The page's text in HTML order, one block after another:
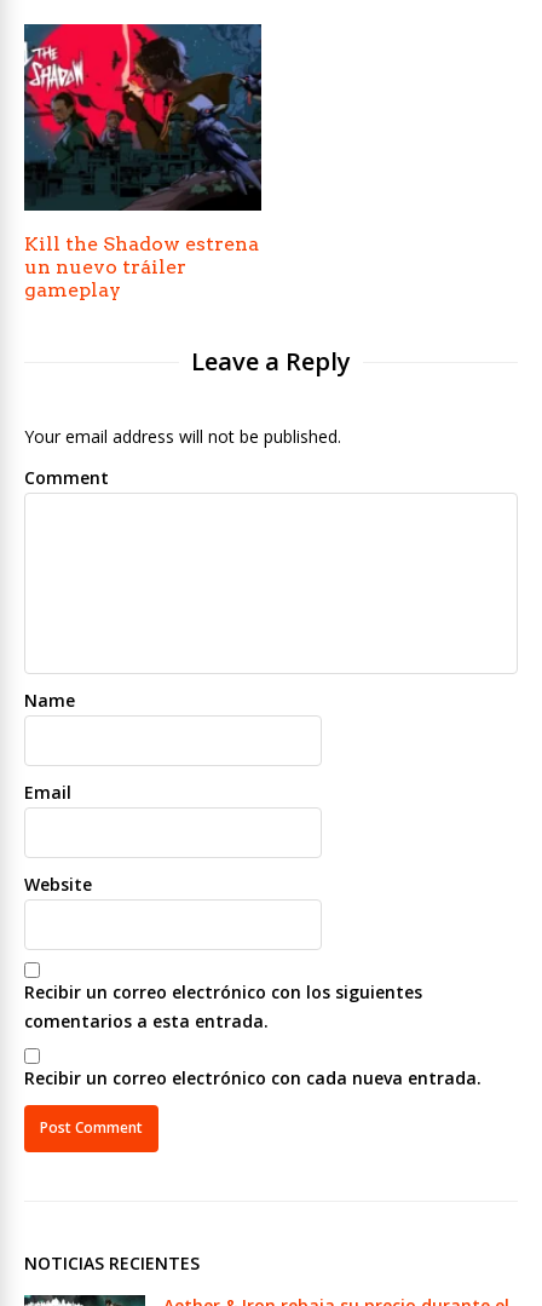
Kill the Shadow estrena
un nuevo tráiler
gameplay
Leave a Reply
Your email address will not be published.
Comment
Name
Email
Website
Recibir un correo electrónico con los siguientes
comentarios a esta entrada.
Recibir un correo electrónico con cada nueva entrada.
NOTICIAS RECIENTES